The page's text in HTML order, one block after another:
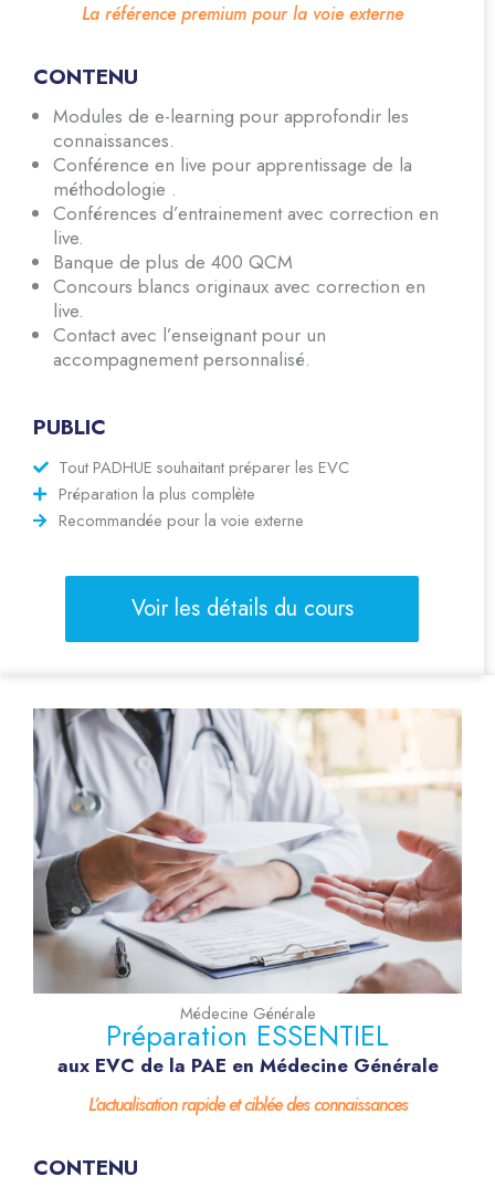
La référence premium pour la voie externe
CONTENU
Modules de e-learning pour approfondir les
connaissances.
Conférence en live pour apprentissage de la
méthodologie .
Conférences d’entrainement avec correction en
live.
Banque de plus de 400 QCM
Concours blancs originaux avec correction en
live.
Contact avec l’enseignant pour un
accompagnement personnalisé.
PUBLIC
Tout PADHUE souhaitant préparer les EVC
Préparation la plus complète
Recommandée pour la voie externe
Voir les détails du cours
Médecine Générale
Préparation ESSENTIEL
aux EVC de la PAE en Médecine Générale
L’actualisation rapide et ciblée des connaissances
CONTENU